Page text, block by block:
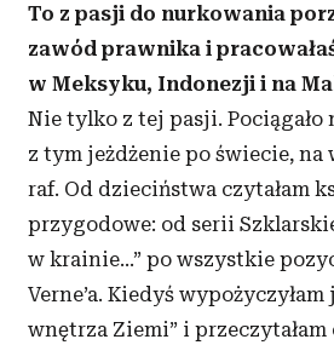
To z pasji do nurkowania
zawód prawnika i
w Meksyku, Indonezji i na
Nie tylko z tej pasji. Pociągało
z tym jeżdżenie po świecie, na
raf. Od dzieciństwa czytałam
przygodowe: od serii
w krainie...” po wszystkie
Verne’a. Kiedyś
wnętrza Ziemi” i